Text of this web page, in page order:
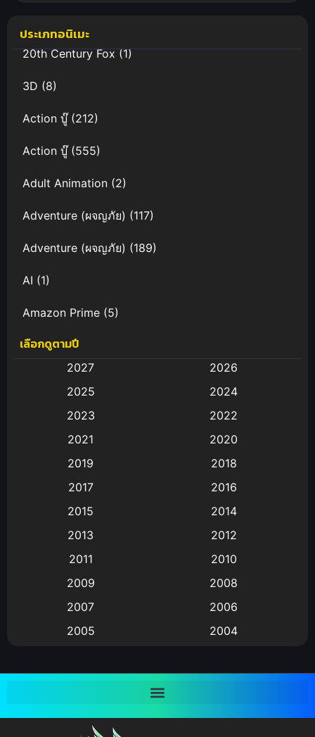
ประเภทอนิเมะ
20th Century Fox(1)
3D (8)
Action บู๊(212)
Action บู๊(555)
Adult Animation (2)
Adventure (ผจญภัย) (117)
Adventure (ผจญภัย) (189)
AI (1)
Amazon Prime (5)
Anal (ประตูหลัง)
Animation การ์ตูน
Animation อนิเมะ
Animation แอนิเมชัน
(9)
Big tits (นมใหญ่)
Bitch (ผู้หญิงร่าน)
Bondage (ทาส)(1)
เลือกดูตามปี
2027
2026
2025
2024
2023
2022
2021
2020
2019
2018
2017
2016
2015
2014
2013
2012
2011
2010
2009
2008
2007
2006
2005
2004
1997